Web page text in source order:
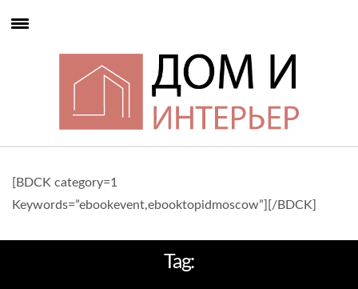
[BDCK category=1
Keywords=”ebookevent,ebooktopidmoscow”][/BDCK]
Tag: